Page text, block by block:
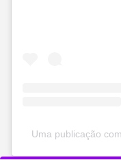
Uma publicação